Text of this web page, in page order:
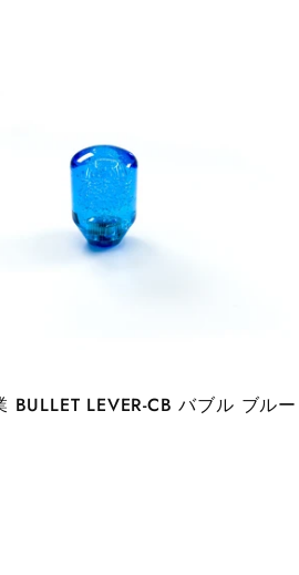
BULLET LEVER-CB バブル ブルー